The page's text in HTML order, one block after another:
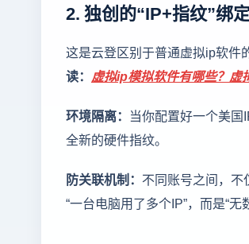
2. 独创的“IP+指纹”绑
这是云登区别于普通虚拟ip软件
读： 虚拟ip模拟软件有哪些？虚
环境隔离： 当你配置好一个美
全新的硬件指纹。
防关联机制： 不同账号之间，
“一台电脑用了多个IP”，而是“无